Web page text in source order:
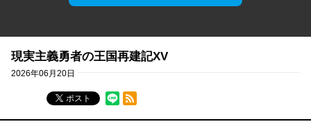
現実主義勇者の王国再建記XV
2026年06月20日
ポスト
RSSフィード